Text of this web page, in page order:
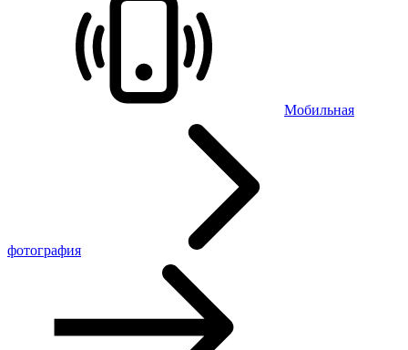
Мобильная
фотография